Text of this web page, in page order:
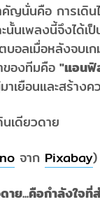
นั่นคือ การเดินไ
นั้นเพลงนี้จึงได้เ
บอลเมื่อหลังจบเ
ของทีมคือ "แอน
เยือนและสร้าง
จาก Pixabay)
าย...คือกำลังใจ